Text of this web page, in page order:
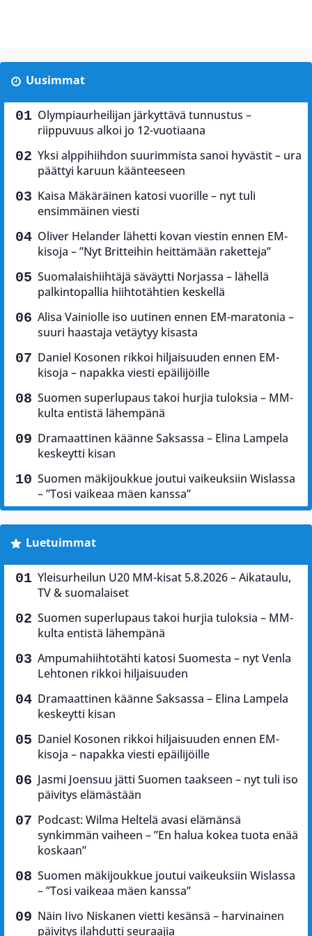
Uusimmat
Olympiaurheilijan järkyttävä tunnustus –
riippuvuus alkoi jo 12-vuotiaana
Yksi alppihiihdon suurimmista sanoi hyvästit – ura
päättyi karuun käänteeseen
Kaisa Mäkäräinen katosi vuorille – nyt tuli
ensimmäinen viesti
Oliver Helander lähetti kovan viestin ennen EM-
kisoja – ”Nyt Britteihin heittämään raketteja”
Suomalaishiihtäjä säväytti Norjassa – lähellä
palkintopallia hiihtotähtien keskellä
Alisa Vainiolle iso uutinen ennen EM-maratonia –
suuri haastaja vetäytyy kisasta
Daniel Kosonen rikkoi hiljaisuuden ennen EM-
kisoja – napakka viesti epäilijöille
Suomen superlupaus takoi hurjia tuloksia – MM-
kulta entistä lähempänä
Dramaattinen käänne Saksassa – Elina Lampela
keskeytti kisan
Suomen mäkijoukkue joutui vaikeuksiin Wislassa
– ”Tosi vaikeaa mäen kanssa”
Luetuimmat
Yleisurheilun U20 MM-kisat 5.8.2026 – Aikataulu,
TV & suomalaiset
Suomen superlupaus takoi hurjia tuloksia – MM-
kulta entistä lähempänä
Ampumahiihtotähti katosi Suomesta – nyt Venla
Lehtonen rikkoi hiljaisuuden
Dramaattinen käänne Saksassa – Elina Lampela
keskeytti kisan
Daniel Kosonen rikkoi hiljaisuuden ennen EM-
kisoja – napakka viesti epäilijöille
Jasmi Joensuu jätti Suomen taakseen – nyt tuli iso
päivitys elämästään
Podcast: Wilma Heltelä avasi elämänsä
synkimmän vaiheen – ”En halua kokea tuota enää
koskaan”
Suomen mäkijoukkue joutui vaikeuksiin Wislassa
– ”Tosi vaikeaa mäen kanssa”
Näin Iivo Niskanen vietti kesänsä – harvinainen
päivitys ilahdutti seuraajia